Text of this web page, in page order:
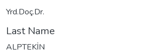
Yrd.Doç.Dr.
Last Name
ALPTEKİN